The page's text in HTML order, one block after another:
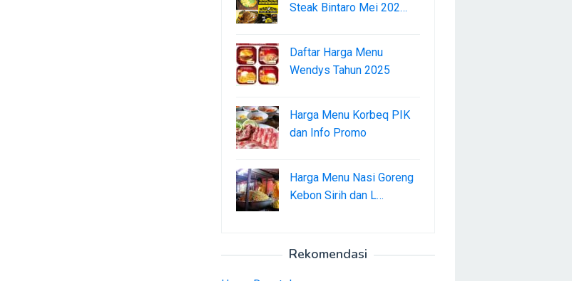
Steak Bintaro Mei 202…
Daftar Harga Menu
Wendys Tahun 2025
Harga Menu Korbeq PIK
dan Info Promo
Harga Menu Nasi Goreng
Kebon Sirih dan L…
Rekomendasi